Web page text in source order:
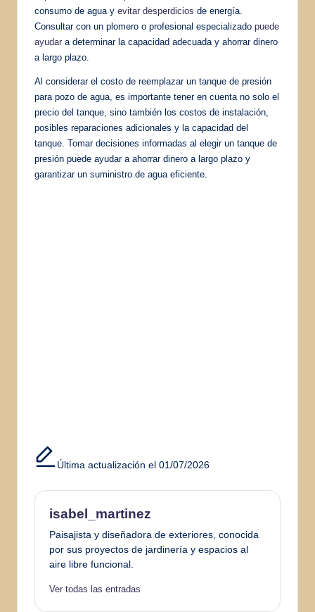
consumo de agua y evitar desperdicios de energía.
Consultar con un plomero o profesional especializado puede
ayudar a determinar la capacidad adecuada y ahorrar dinero
a largo plazo.
Al considerar el costo de reemplazar un tanque de presión
para pozo de agua, es importante tener en cuenta no solo el
precio del tanque, sino también los costos de instalación,
posibles reparaciones adicionales y la capacidad del
tanque. Tomar decisiones informadas al elegir un tanque de
presión puede ayudar a ahorrar dinero a largo plazo y
garantizar un suministro de agua eficiente.
Última actualización el 01/07/2026
isabel_martinez
Paisajista y diseñadora de exteriores, conocida
por sus proyectos de jardinería y espacios al
aire libre funcional.
Ver todas las entradas